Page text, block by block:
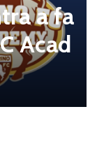
a fa
Acad